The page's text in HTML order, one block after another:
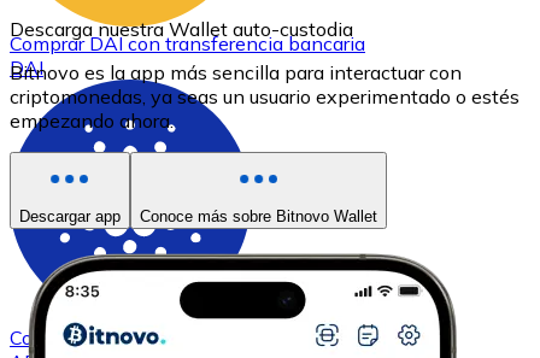
ComprarDAIcon transferencia bancaria
DAI
ComprarCardanocon transferencia bancaria
Descarga nuestra Wallet auto-custodia
Bitnovo es la app más sencilla para interactuar con
criptomonedas, ya seas un usuario experimentado o estés
empezando ahora.
Descargar app Conoce más sobre Bitnovo Wallet